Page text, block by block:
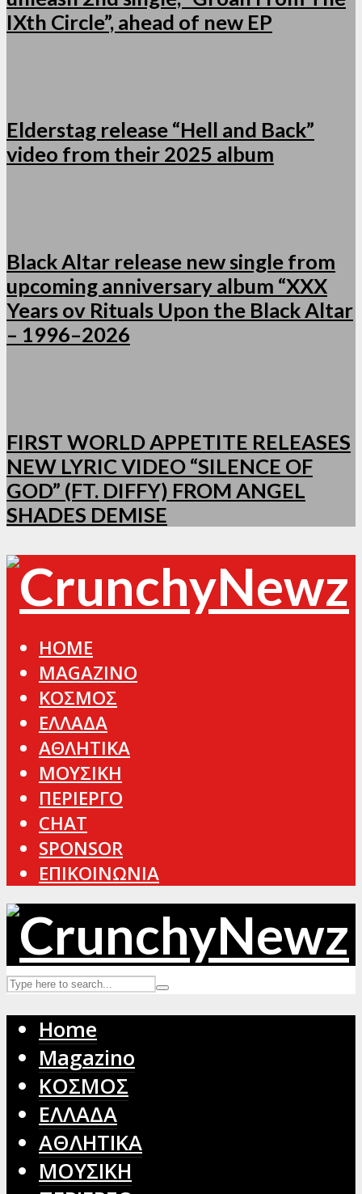
IXth Circle”, ahead of new EP
Elderstag release “Hell and Back”
video from their 2025 album
Black Altar release new single from
upcoming anniversary album “XXX
Years ov Rituals Upon the Black Altar
– 1996–2026
FIRST WORLD APPETITE RELEASES
NEW LYRIC VIDEO “SILENCE OF
GOD” (FT. DIFFY) FROM ANGEL
SHADES DEMISE
HOME
MAGAZINO
ΚΟΣΜΟΣ
ΕΛΛΑΔΑ
ΑΘΛΗΤΙΚΑ
ΜΟΥΣΙΚΗ
ΠΕΡΙΕΡΓΟ
CHAT
SPONSOR
ΕΠΙΚΟΙΝΩΝΙΑ
Home
Magazino
ΚΟΣΜΟΣ
ΕΛΛΑΔΑ
ΑΘΛΗΤΙΚΑ
ΜΟΥΣΙΚΗ